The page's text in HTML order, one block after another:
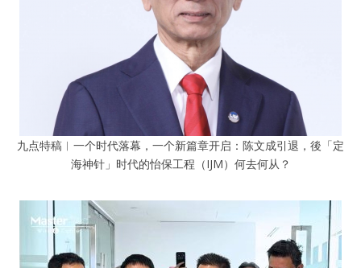
九点特稿︱一个时代落幕，一个新篇章开启：陈文成引退，後「定
海神针」时代的怡保工程（IJM）何去何从？